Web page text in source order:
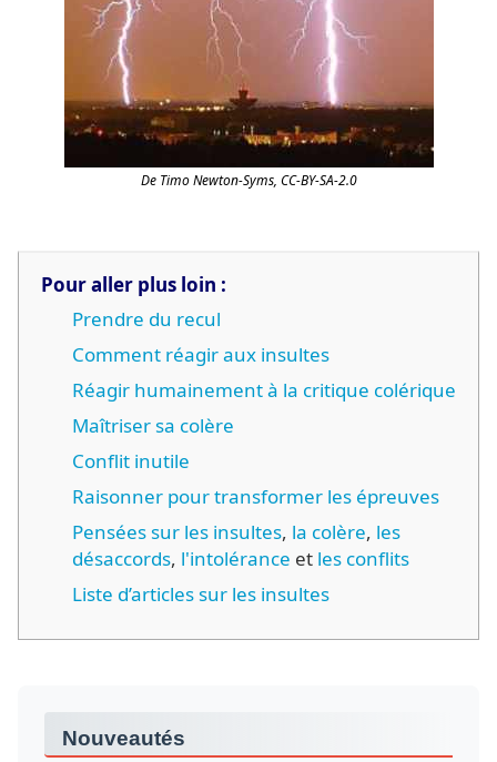
De Timo Newton-Syms, CC-BY-SA-2.0
Pour aller plus loin :
Prendre du recul
Comment réagir aux insultes
Réagir humainement à la critique colérique
Maîtriser sa colère
Conflit inutile
Raisonner pour transformer les épreuves
Pensées sur les insultes, la colère, les
désaccords, l'intolérance et les conflits
Liste d’articles sur les insultes
Nouveautés